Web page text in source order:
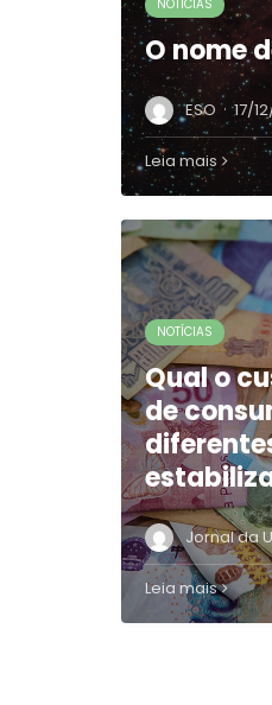
NOTÍCIAS
O nome
ESO · 17/
Leia mais
NOTÍCIAS
Qual o
de
Jornal da
Leia mais